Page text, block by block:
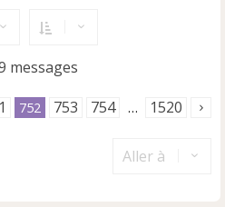
messages
752 753 754 … 1520
Aller à